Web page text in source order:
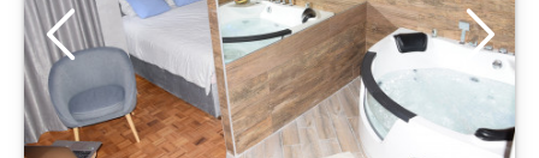
Beograd
Adresa:
Antifašističke
Borbe 43
Cena60 €
m2
Struktura :
Dvosoban